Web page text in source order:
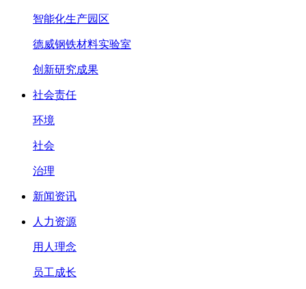
智能化生产园区
德威钢铁材料实验室
创新研究成果
社会责任
环境
社会
治理
新闻资讯
人力资源
用人理念
员工成长